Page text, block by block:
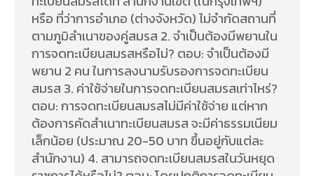
หรือ ที่ว่าการอำเภอ (ต่างจังหวัด) ไม่จำกัดสถานที่
ตามภูมิลำเนาของคู่สมรส 2. จำเป็นต้องมีพยานใน
การจดทะเบียนสมรสหรือไม่? ตอบ: จำเป็นต้องมี
พยาน 2 คน ในการลงนามรับรองการจดทะเบียน
สมรส 3. ค่าใช้จ่ายในการจดทะเบียนสมรสเท่าไหร่?
ตอบ: การจดทะเบียนสมรสไม่มีค่าใช้จ่าย แต่หาก
ต้องการคัดสำเนาทะเบียนสมรส จะมีค่าธรรมเนียม
เล็กน้อย (ประมาณ 20-50 บาท ขึ้นอยู่กับแต่ละ
สำนักงาน) 4. สามารถจดทะเบียนสมรสในวันหยุด